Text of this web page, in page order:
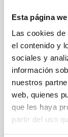
Esta página
Las cookies
el contenido y
sociales y
información
nuestros
web, quienes
que les haya
partir del uso
evolución.
campos
durante el
la vida de
clave en la
Carlos